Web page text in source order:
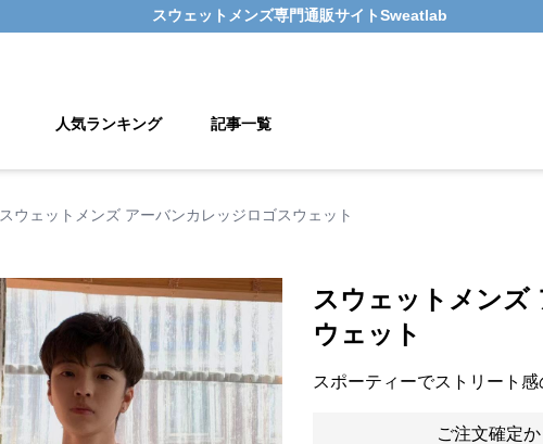
スウェットメンズ専門通販サイトSweatlab
人気ランキング 記事一覧
スウェットメンズ アーバンカレッジロゴスウェット
スウェットメンズ
ウェット
スポーティーでストリート
ご注文確定